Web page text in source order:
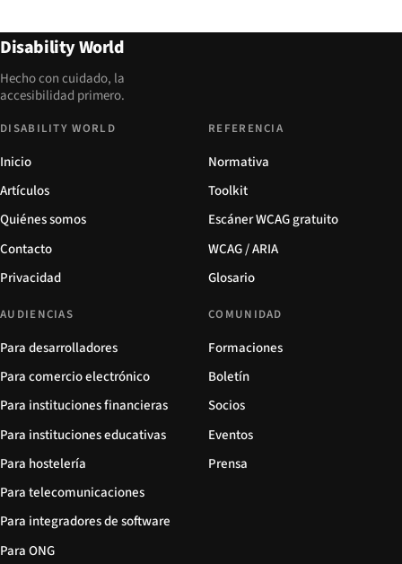
Disability World
Hecho con cuidado, la
accesibilidad primero.
DISABILITY WORLD
Inicio
Artículos
Quiénes somos
Contacto
Privacidad
REFERENCIA
Normativa
Toolkit
Escáner WCAG gratuito
WCAG / ARIA
Glosario
AUDIENCIAS
Para desarrolladores
Para comercio electrónico
Para instituciones financieras
Para instituciones educativas
Para hostelería
Para telecomunicaciones
Para integradores de software
Para ONG
COMUNIDAD
Formaciones
Boletín
Socios
Eventos
Prensa